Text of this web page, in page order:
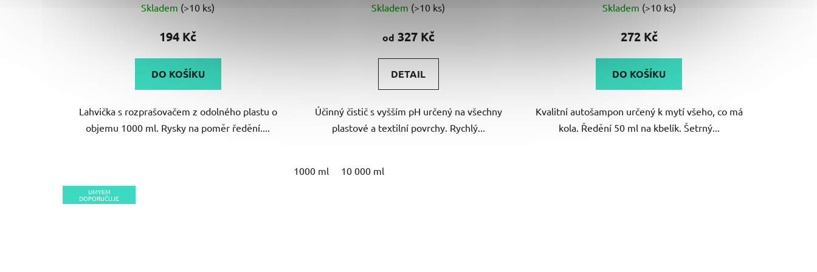
hodnocení
produktu
4,7
z
hvězdiček.
Skladem (>10 ks)
194 Kč
DO KOŠÍKU
Lahvička s rozprašovačem z odolného plastu o
objemu 1000 ml. Rysky na poměr ředění....
hodnocení
produktu
4,9
z
hvězdiček.
Skladem (>10 ks)
od 327 Kč
DETAIL
Účinný čistič s vyšším pH určený na všechny
plastové a textilní povrchy. Rychlý...
1000 ml 10 000 ml
hodnocení
produktu
5,0
z
hvězdiček.
Skladem (>10 ks)
272 Kč
DO KOŠÍKU
Kvalitní autošampon určený k mytí všeho, co má
kola. Ředění 50 ml na kbelík. Šetrný...
UMYEM
DOPORUČUJE